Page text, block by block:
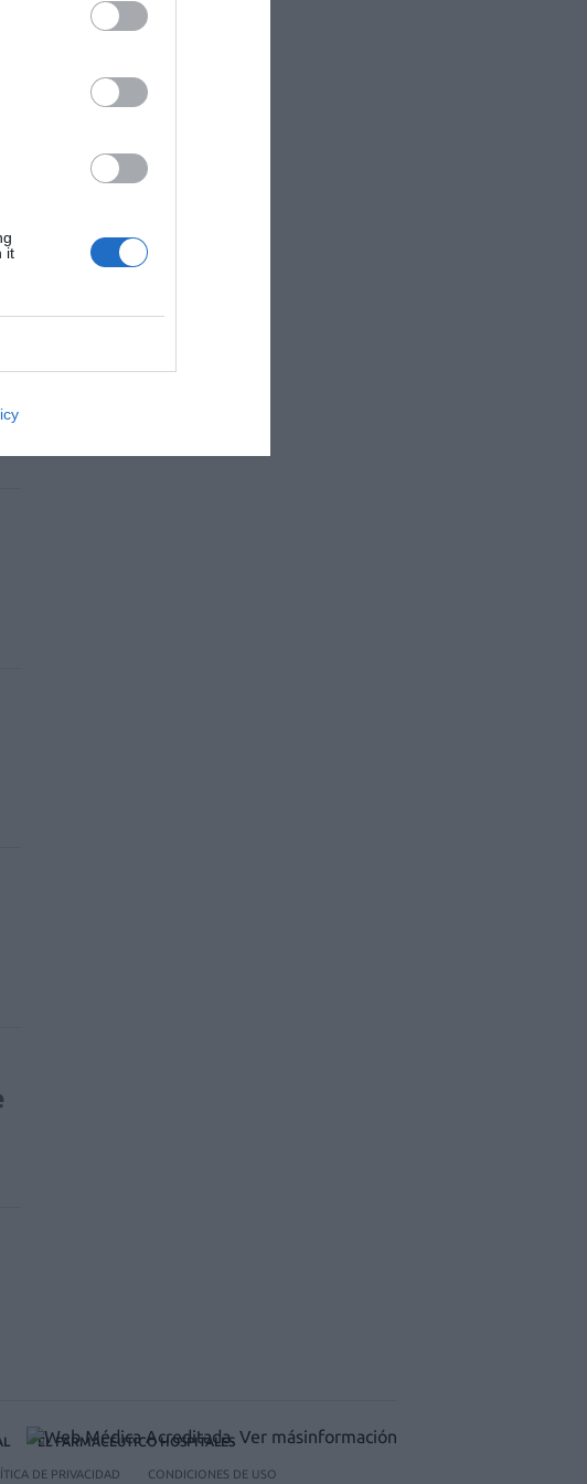
it
EL FARMACÉUTICO HOSPITALES
DE PRIVACIDAD CONDICIONES DE USO